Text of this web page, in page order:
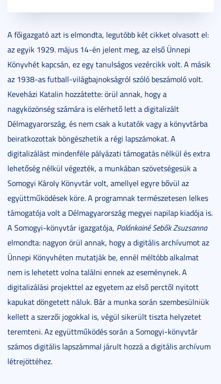
A főigazgató azt is elmondta, legutóbb két cikket olvasott el:
az egyik 1929. május 14-én jelent meg, az első Ünnepi
Könyvhét kapcsán, ez egy tanulságos vezércikk volt. A másik
az 1938-as futball-világbajnokságról szóló beszámoló volt.
Keveházi Katalin hozzátette: örül annak, hogy a
nagyközönség számára is elérhető lett a digitalizált
Délmagyarország, és nem csak a kutatók vagy a könyvtárba
beiratkozottak böngészhetik a régi lapszámokat. A
digitalizálást mindenféle pályázati támogatás nélkül és extra
lehetőség nélkül végezték, a munkában szövetségesük a
Somogyi Károly Könyvtár volt, amellyel egyre bővül az
együttműködések köre. A programnak természetesen lelkes
támogatója volt a Délmagyarország megyei napilap kiadója is.
A Somogyi-könyvtár igazgatója, Palánkainé Sebők Zsuzsanna
elmondta: nagyon örül annak, hogy a digitális archívumot az
Ünnepi Könyvhéten mutatják be, ennél méltóbb alkalmat
nem is lehetett volna találni ennek az eseménynek. A
digitalizálási projekttel az egyetem az első perctől nyitott
kapukat döngetett náluk. Bár a munka során szembesülniük
kellett a szerzői jogokkal is, végül sikerült tiszta helyzetet
teremteni. Az együttműködés során a Somogyi-könyvtár
számos digitális lapszámmal járult hozzá a digitális archívum
létrejöttéhez.